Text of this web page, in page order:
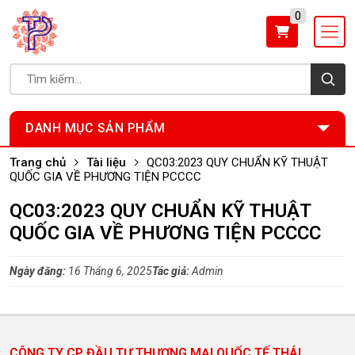
0
DANH MỤC SẢN PHẨM
Trang chủ Tài liệu
QC03:2023 QUY CHUẨN KỸ THUẬT
QUỐC GIA VỀ PHƯƠNG TIỆN PCCCC
QC03:2023 QUY CHUẨN KỸ THUẬT
QUỐC GIA VỀ PHƯƠNG TIỆN PCCCC
Ngày đăng: 16 Tháng 6, 2025Tác giả:Admin